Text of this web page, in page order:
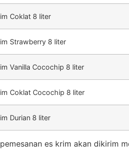
Coklat 8 liter
Strawberry 8 liter
Vanilla Cocochip 8 liter
Coklat Cocochip 8 liter
Durian 8 liter
es krim akan dikirim